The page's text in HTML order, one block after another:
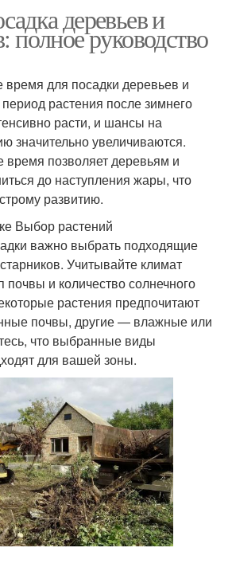
деревьев и
полное руководство
для посадки деревьев и
период растения после зимнего
расти, и шансы на
значительно увеличиваются.
время позволяет деревьям и
до наступления жары, что
развитию.
Выбор растений
важно выбрать подходящие
Учитывайте климат
почвы и количество солнечного
растения предпочитают
почвы, другие — влажные или
что выбранные виды
для вашей зоны.